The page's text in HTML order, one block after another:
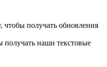
получать обновления
получать наши текстовые